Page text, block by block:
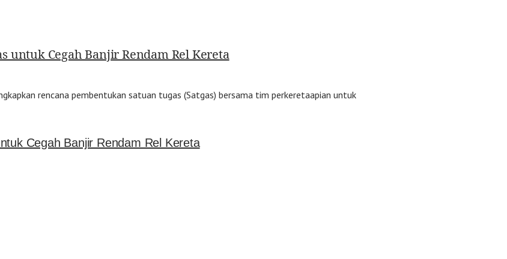
untuk Cegah Banjir Rendam Rel Kereta
rencana pembentukan satuan tugas (Satgas) bersama tim perkeretaapian untuk
Cegah Banjir Rendam Rel Kereta